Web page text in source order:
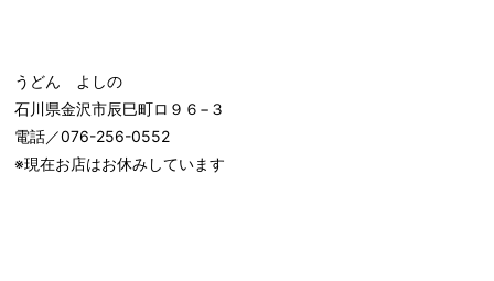
うどん よしの
石川県金沢市辰巳町ロ９６−３
電話／076-256-0552
※現在お店はお休みしています